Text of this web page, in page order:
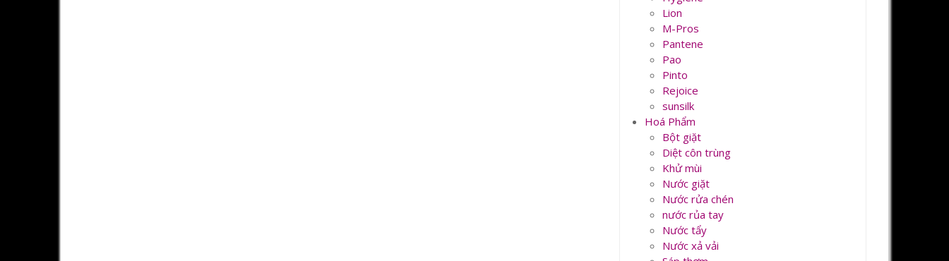
Lion
M-Pros
Pantene
Pao
Pinto
Rejoice
sunsilk
Hoá Phẩm
Bột giặt
Diệt côn trùng
Khử mùi
Nước giặt
Nước rửa chén
nước rủa tay
Nước tẩy
Nước xả vải